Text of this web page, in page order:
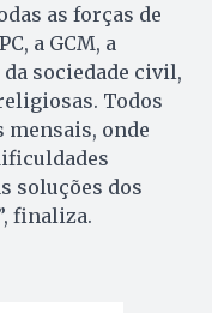
as forças de
a GCM, a
da sociedade civil,
Todos
onde
soluções dos
finaliza.